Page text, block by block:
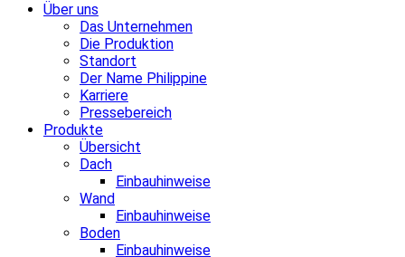
Über uns
Das Unternehmen
Die Produktion
Standort
Der Name Philippine
Karriere
Pressebereich
Produkte
Übersicht
Dach
Einbauhinweise
Wand
Einbauhinweise
Boden
Einbauhinweise